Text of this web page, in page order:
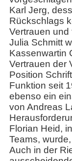
Karl Jerg,
Rückschlags
Vertrauen
Julia Schmitt
Kassenwartin
Vertrauen der
Position
Funktion seit
ebenso ein
von Andreas
Florian Heid,
Teams,
Auch in der